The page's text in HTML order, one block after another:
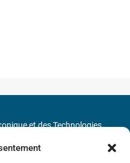
et des Technologies